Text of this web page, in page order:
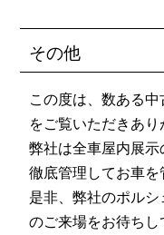
その他
この度は、数ある
をご覧いただきあり
弊社は全車屋内展
徹底管理してお車を
是非、弊社のポル
のご来場をお待ちし